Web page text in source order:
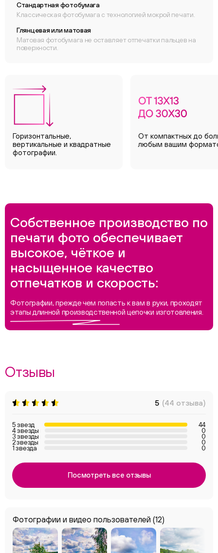
Стандартная фотобумага
Классическая фотобумага с технологией мокрой печати.
Глянцевая или матовая
Матовая фотобумага не оставляет отпечатки пальцев на
поверхности.
Горизонтальные,
вертикальные и квадратные
фотографии.
От компактных до
любым вашим
Собственное производство по
печати фото обеспечивает
высокое, чёткое и
насыщенное качество
отпечатков и скорость:
Фотографии, прежде чем попасть к вам в руки, проходят
этапы длинной производственной цепочки изготовления.
Отзывы
Фотографии и видео пользователей (12)
5 (44 отзыва)
5 звезд 44
4 звезды 0
3 звезды 0
2 звезды 0
1 звезда 0
Посмотреть все отзывы